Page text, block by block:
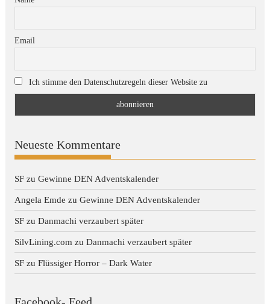
Email
Ich stimme den Datenschutzregeln dieser Website zu
Neueste Kommentare
SF zuGewinne DEN Adventskalender
Angela Emde zuGewinne DEN Adventskalender
SF zuDanmachi verzaubert später
SilvLining.com zuDanmachi verzaubert später
SF zuFlüssiger Horror – Dark Water